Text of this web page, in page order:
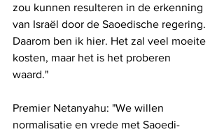
zou kunnen resulteren in de erkenning
van Israël door de Saoedische regering.
Daarom ben ik hier. Het zal veel moeite
kosten, maar het is het proberen
waard."
Premier Netanyahu: "We willen
normalisatie en vrede met Saoedi-